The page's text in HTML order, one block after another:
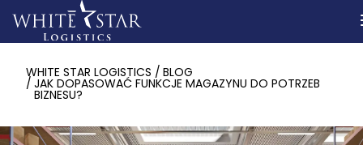
WHITE STAR LOGISTICS BLOG
JAK DOPASOWAĆ FUNKCJE MAGAZYNU DO POTRZEB
BIZNESU?